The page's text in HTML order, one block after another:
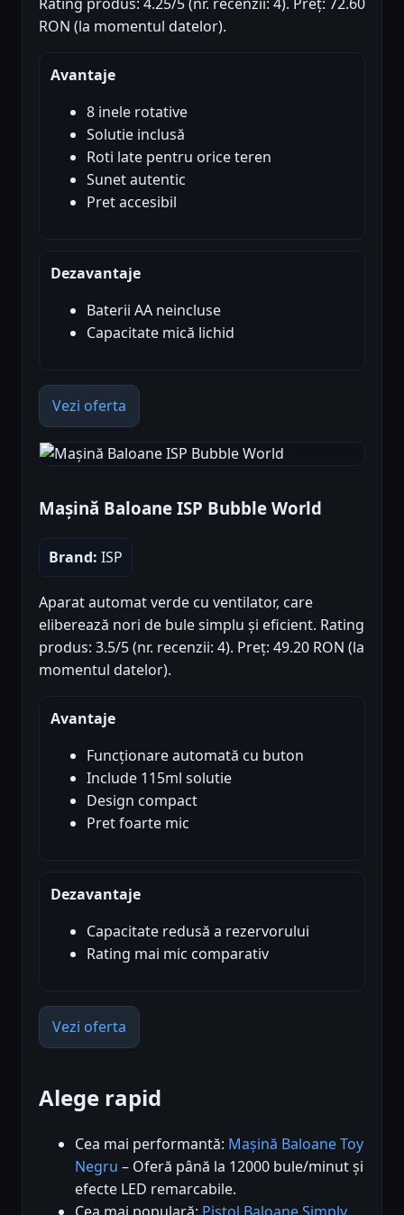
RON (la momentul datelor).
Avantaje
8 inele rotative
Solutie inclusă
Roti late pentru orice teren
Sunet autentic
Pret accesibil
Dezavantaje
Baterii AA neincluse
Capacitate mică lichid
Vezi oferta
Mașină Baloane ISP Bubble World
Brand: ISP
Aparat automat verde cu ventilator, care
eliberează nori de bule simplu și eficient. Rating
produs: 3.5/5 (nr. recenzii: 4). Preț: 49.20 RON (la
momentul datelor).
Avantaje
Funcționare automată cu buton
Include 115ml solutie
Design compact
Pret foarte mic
Dezavantaje
Capacitate redusă a rezervorului
Rating mai mic comparativ
Vezi oferta
Alege rapid
Cea mai performantă: Mașină Baloane Toy
Negru – Oferă până la 12000 bule/minut și
efecte LED remarcabile.